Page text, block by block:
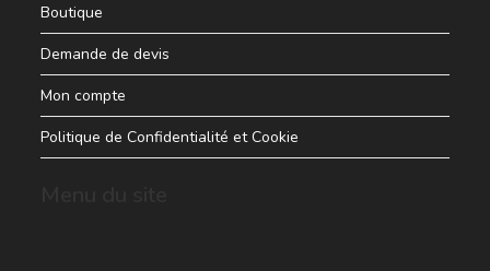
Boutique
Demande de devis
Mon compte
Politique de Confidentialité et Cookie